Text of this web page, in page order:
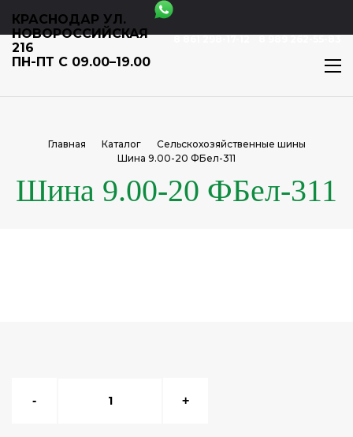
КРАСНОДАР УЛ.
НОВОРОССИЙСКАЯ
216
ПН-ПТ С 09.00–19.00
8 861 298-17-12 8 989 262-55-83
Главная Каталог
Сельскохозяйственные шины
Шина 9.00-20 ФБел-311
Шина 9.00-20 ФБел-311
- +